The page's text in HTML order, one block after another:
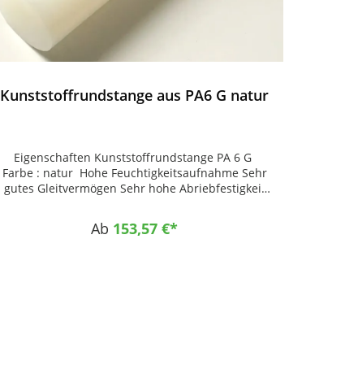
Kunststoffrundstange aus PA6 G natur
Eigenschaften Kunststoffrundstange PA 6 G
Farbe : natur Hohe Feuchtigkeitsaufnahme Sehr
gutes Gleitvermögen Sehr hohe Abriebfestigkeit
Sehr gute Zerspanbarkeit Einsatzgebiete
Maschinenbau Offshore Fahrzeugbau
Ab 153,57 €*